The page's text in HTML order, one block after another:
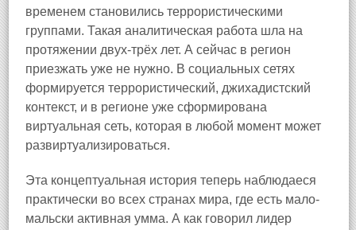
временем становились террористическими
группами. Такая аналитическая работа шла на
протяжении двух-трёх лет. А сейчас в регион
приезжать уже не нужно. В социальных сетях
формируется террористический, джихадистский
контекст, и в регионе уже сформирована
виртуальная сеть, которая в любой момент может
развиртуализироваться.
Эта концептуальная история теперь наблюдаеся
практически во всех странах мира, где есть мало-
мальски активная умма. А как говорил лидер